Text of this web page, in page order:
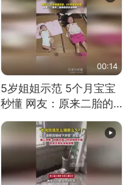
00:14
5岁姐姐示范 5个月宝宝
秒懂 网友：原来二胎的
快乐长这样